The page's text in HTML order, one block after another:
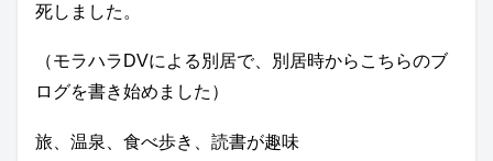
死しました。
（モラハラDVによる別居で、別居時からこちらのブ
ログを書き始めました）
旅、温泉、食べ歩き、読書が趣味